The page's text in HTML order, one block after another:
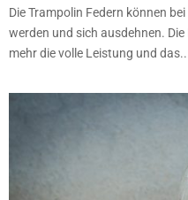
Die Trampolin Federn können
werden und sich ausdehnen.
mehr die volle Leistung und